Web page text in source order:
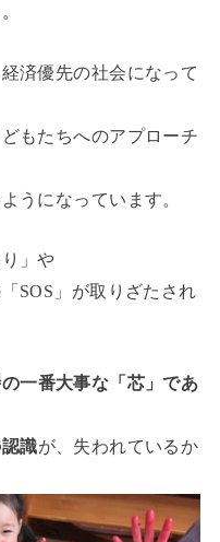
済優先の社会になって
もたちへのアプローチ
うになっています。
」や
SOS」が取りざたされ
一番大事な「芯」であ
識が、失われているか